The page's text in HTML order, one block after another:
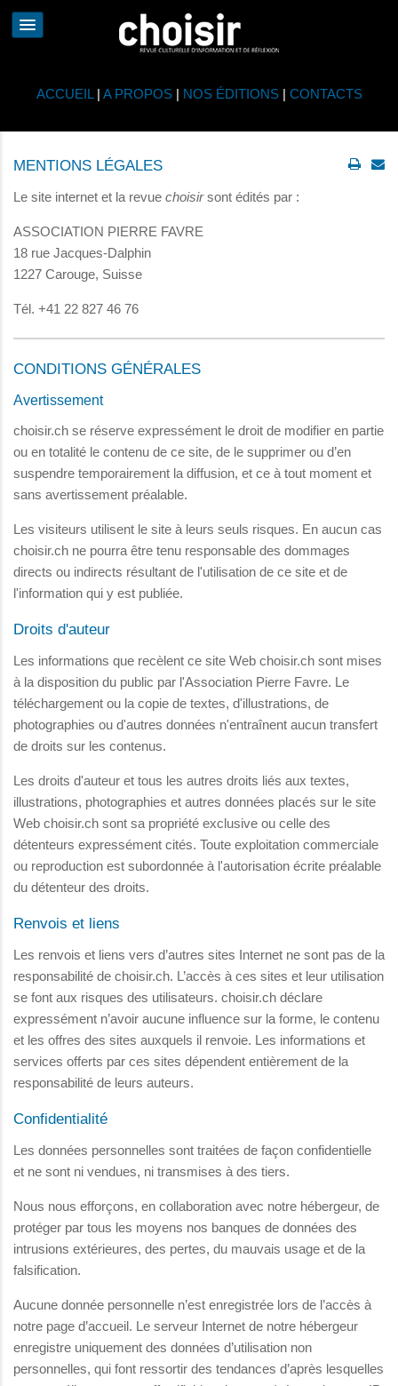
ACCUEIL | A PROPOS| NOS ÉDITIONS| CONTACTS
MENTIONS LÉGALES
Le site internet et la revue choisirsont édités par :
ASSOCIATION PIERRE FAVRE
18 rue Jacques-Dalphin
1227 Carouge, Suisse
Tél. +41 22 827 46 76
CONDITIONS GÉNÉRALES
Avertissement
choisir.ch se réserve expressément le droit de modifier en partie
ou en totalité le contenu de ce site, de le supprimer ou d’en
suspendre temporairement la diffusion, et ce à tout moment et
sans avertissement préalable.
Les visiteurs utilisent le site à leurs seuls risques. En aucun cas
choisir.ch ne pourra être tenu responsable des dommages
directs ou indirects résultant de l'utilisation de ce site et de
l'information qui y est publiée.
Droits d'auteur
Les informations que recèlent ce site Web choisir.ch sont mises
à la disposition du public par l'Association Pierre Favre. Le
téléchargement ou la copie de textes, d'illustrations, de
photographies ou d'autres données n'entraînent aucun transfert
de droits sur les contenus.
Les droits d'auteur et tous les autres droits liés aux textes,
illustrations, photographies et autres données placés sur le site
Web choisir.ch sont sa propriété exclusive ou celle des
détenteurs expressément cités. Toute exploitation commerciale
ou reproduction est subordonnée à l'autorisation écrite préalable
du détenteur des droits.
Renvois et liens
Les renvois et liens vers d’autres sites Internet ne sont pas de la
responsabilité de choisir.ch. L’accès à ces sites et leur utilisation
se font aux risques des utilisateurs. choisir.ch déclare
expressément n’avoir aucune influence sur la forme, le contenu
et les offres des sites auxquels il renvoie. Les informations et
services offerts par ces sites dépendent entièrement de la
responsabilité de leurs auteurs.
Confidentialité
Les données personnelles sont traitées de façon confidentielle
et ne sont ni vendues, ni transmises à des tiers.
Nous nous efforçons, en collaboration avec notre hébergeur, de
protéger par tous les moyens nos banques de données des
intrusions extérieures, des pertes, du mauvais usage et de la
falsification.
Aucune donnée personnelle n’est enregistrée lors de l’accès à
notre page d’accueil. Le serveur Internet de notre hébergeur
enregistre uniquement des données d’utilisation non
personnelles, qui font ressortir des tendances d’après lesquelles